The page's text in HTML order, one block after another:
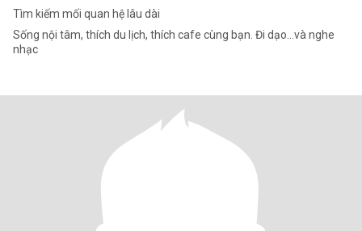
Tìm kiếm mối quan hệ lâu dài
Sống nội tâm, thích du lịch, thích cafe cùng bạn. Đi dạo…và nghe
nhạc